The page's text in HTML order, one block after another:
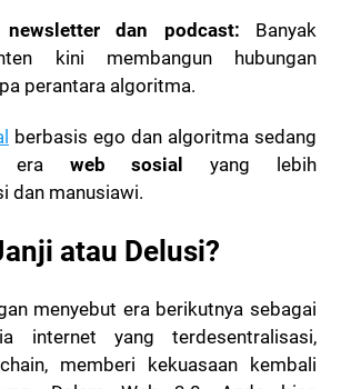
dan podcast: Banyak
kini membangun hubungan
perantara algoritma.
berbasis ego dan algoritma sedang
era web sosial yang lebih
dan manusiawi.
atau Delusi?
menyebut era berikutnya sebagai
internet yang terdesentralisasi,
memberi kekuasaan kembali